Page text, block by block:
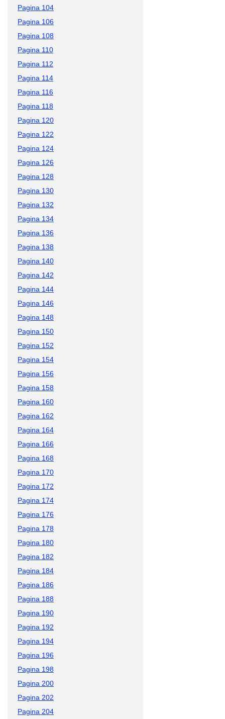
Pagina 104
Pagina 106
Pagina 108
Pagina 110
Pagina 112
Pagina 114
Pagina 116
Pagina 118
Pagina 120
Pagina 122
Pagina 124
Pagina 126
Pagina 128
Pagina 130
Pagina 132
Pagina 134
Pagina 136
Pagina 138
Pagina 140
Pagina 142
Pagina 144
Pagina 146
Pagina 148
Pagina 150
Pagina 152
Pagina 154
Pagina 156
Pagina 158
Pagina 160
Pagina 162
Pagina 164
Pagina 166
Pagina 168
Pagina 170
Pagina 172
Pagina 174
Pagina 176
Pagina 178
Pagina 180
Pagina 182
Pagina 184
Pagina 186
Pagina 188
Pagina 190
Pagina 192
Pagina 194
Pagina 196
Pagina 198
Pagina 200
Pagina 202
Pagina 204